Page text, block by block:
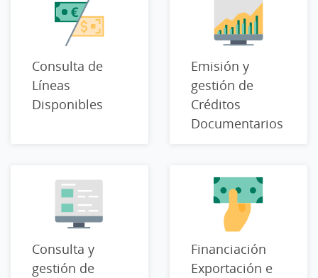
Consulta de
Líneas
Disponibles
Emisión y
gestión de
Créditos
Documentarios
Consulta y
gestión de
Financiación
Exportación e